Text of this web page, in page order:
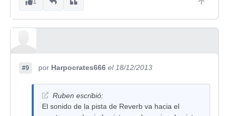
#9 por Harpocrates666 el 18/12/2013
Ruben escribió:
El sonido de la pista de Reverb va hacia el